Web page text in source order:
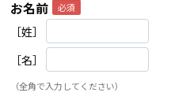
お名前
［姓］
［名］
（全角で入力してください）